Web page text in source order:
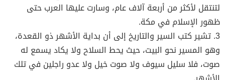
لتنتقل لأكثر من أربعة آلاف عام، وسارت عليها العرب حتى
ظهور الإسلام في مكة.
3. تشير كتب السير والتاريخ إلى أن بداية الأشهر ذو القعدة،
وهو المسير نحو البيت، حيث يحط السلاح ولا يكاد يسمع له
صوت، فلا سليل سيوف ولا صوت خيل ولا عدو راجلين في تلك